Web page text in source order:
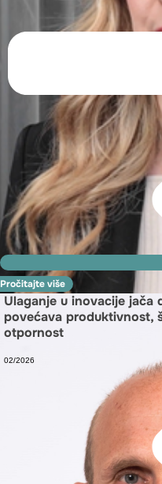
Pročitajte više
Ulaganje u inovacije jača
povećava produktivnost,
otpornost
02/2026